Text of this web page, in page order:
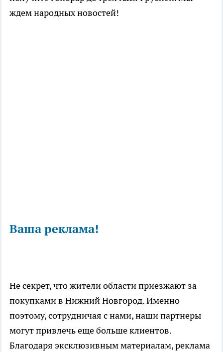
ждем народных новостей!
Ваша реклама!
Не секрет, что жители области приезжают за
покупками в Нижний Новгород. Именно
поэтому, сотрудничая с нами, наши партнеры
могут привлечь еще больше клиентов.
Благодаря эксклюзивным материалам, реклама